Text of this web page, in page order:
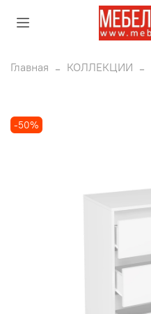
Главная КОЛЛЕКЦИИ
-50%